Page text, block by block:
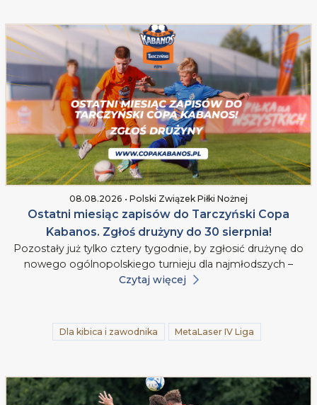
08.08.2026 • Polski Związek Piłki Nożnej
Ostatni miesiąc zapisów do Tarczyński Copa
Kabanos. Zgłoś drużyny do 30 sierpnia!
Pozostały już tylko cztery tygodnie, by zgłosić drużynę do
nowego ogólnopolskiego turnieju dla najmłodszych –
Czytaj więcej
Dla kibica i zawodnika MetaLaser IV Liga